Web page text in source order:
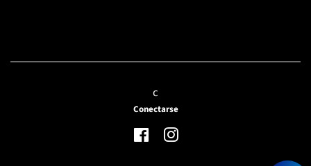
c
Conectarse
FacebookInstagram